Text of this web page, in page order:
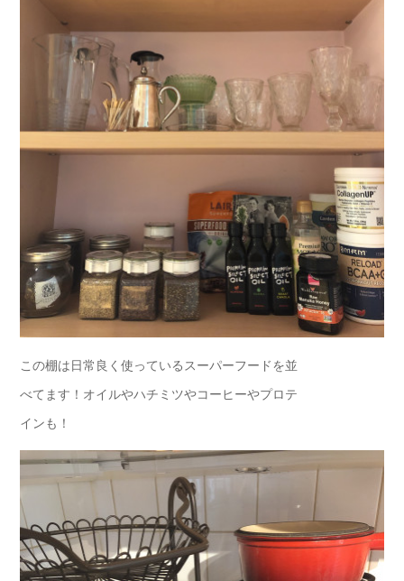
この棚は日常良く使っているスーパーフードを並
べてます！オイルやハチミツやコーヒーやプロテ
インも！